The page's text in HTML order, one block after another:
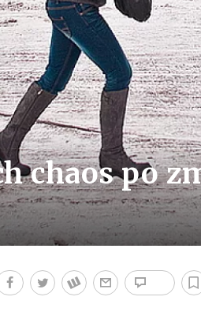
chaos po